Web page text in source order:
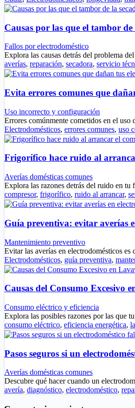
Causas por las que el tambor
Fallos por electrodoméstico
Explora las causas detrás del problema
averías, reparación, secadora, servicio
Evita errores comunes que
Uso incorrecto y configuración
Errores comúnmente cometidos en el
Electrodomésticos, errores comunes, uso
Frigorífico hace ruido al
Averías domésticas comunes
Explora las razones detrás del ruido en
compresor, frigorífico, ruido al arrancar,
Guía preventiva: evitar averías
Mantenimiento preventivo
Evitar las averías en electrodomésticos
Electrodomésticos, guía preventiva,
Causas del Consumo Excesivo
Consumo eléctrico y eficiencia
Explora las posibles razones por las que
consumo eléctrico, eficiencia energética,
Pasos seguros si un
Averías domésticas comunes
Descubre qué hacer cuando un
avería, diagnóstico, electrodoméstico,